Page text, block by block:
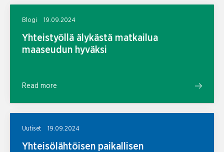
Blogi 19.09.2024
Yhteistyöllä älykästä matkailua
maaseudun hyväksi
Read more
Uutiset 19.09.2024
Yhteisölähtöisen paikallisen